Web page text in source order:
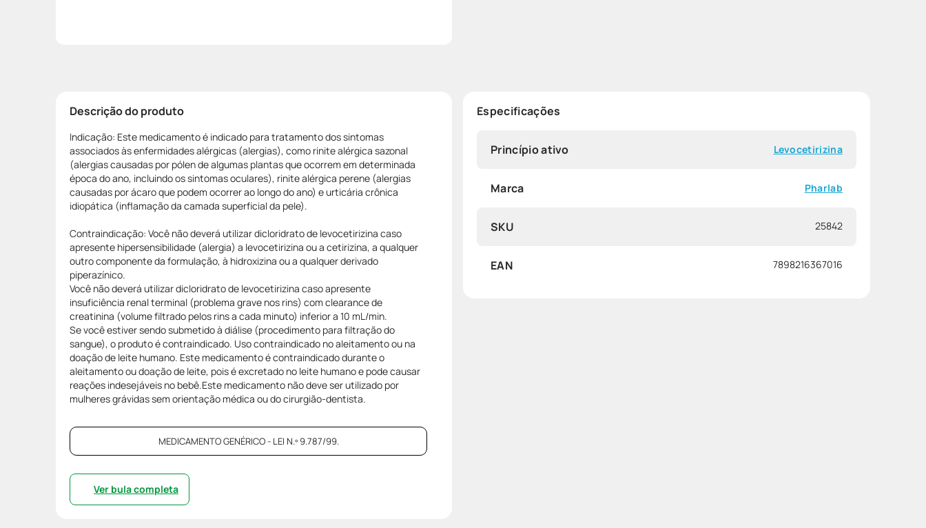
Descrição do produto
Indicação: Este medicamento é indicado para tratamento dos sintomas
associados às enfermidades alérgicas (alergias), como rinite alérgica sazonal
(alergias causadas por pólen de algumas plantas que ocorrem em determinada
época do ano, incluindo os sintomas oculares), rinite alérgica perene (alergias
causadas por ácaro que podem ocorrer ao longo do ano) e urticária crônica
idiopática (inflamação da camada superficial da pele).
Contraindicação: Você não deverá utilizar dicloridrato de levocetirizina caso
apresente hipersensibilidade (alergia) a levocetirizina ou a cetirizina, a qualquer
outro componente da formulação, à hidroxizina ou a qualquer derivado
piperazínico.
Você não deverá utilizar dicloridrato de levocetirizina caso apresente
insuficiência renal terminal (problema grave nos rins) com clearance de
creatinina (volume filtrado pelos rins a cada minuto) inferior a 10 mL/min.
Se você estiver sendo submetido à diálise (procedimento para filtração do
sangue), o produto é contraindicado. Uso contraindicado no aleitamento ou na
doação de leite humano. Este medicamento é contraindicado durante o
aleitamento ou doação de leite, pois é excretado no leite humano e pode causar
reações indesejáveis no bebê.Este medicamento não deve ser utilizado por
mulheres grávidas sem orientação médica ou do cirurgião-dentista.
MEDICAMENTO GENÉRICO - LEI N.º 9.787/99.
Ver bula completa
Especificações
Princípio ativo Levocetirizina
Marca Pharlab
SKU 25842
EAN 7898216367016